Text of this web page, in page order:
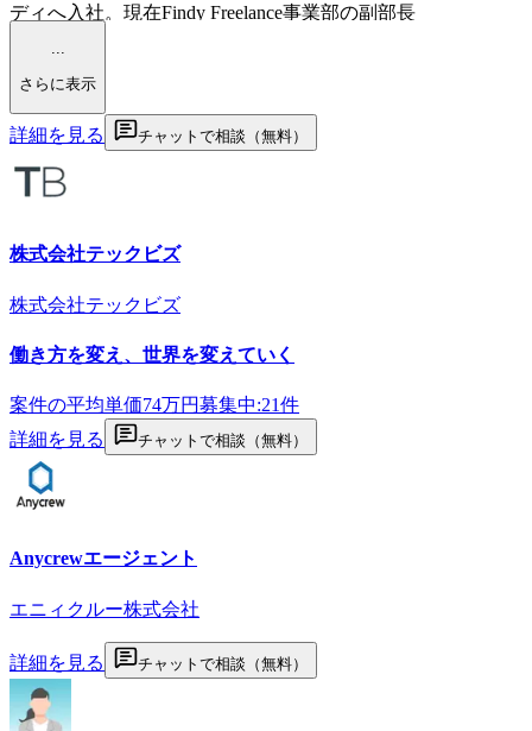
ディへ入社。現在Findy Freelance事業部の副部長
...
さらに表示
詳細を見る チャットで相談（無料）
株式会社テックビズ
株式会社テックビズ
働き方を変え、世界を変えていく
案件の平均単価74万円募集中:21件
詳細を見る
チャットで相談（無料）
Anycrewエージェント
エニィクルー株式会社
詳細を見る チャットで相談（無料）